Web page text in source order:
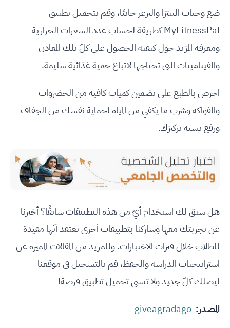
ضع وجبات البيتزا والبرغر جانبًا، وقم بتحميل تطبيق
MyFitnessPal كطريقة لحساب عدد السعرات الحرارية
ومعرفة المزيد حول كيفية الحصول على كلّ تلك المعادن
والفيتامينات التي تحتاجها لاتباع حمية غذائية سليمة.
احرص بالطبع على تضمين كميات كافية من الخضروات
والفواكه وشرب ما يكفي من المياه لحماية نفسك من الجفاف
ورفع نسبة تركيزك.
هل سبق لك استخدام أيّ من هذه التطبيقات سابقًا؟ أخبرنا
عن تجربتك معها وشاركنا بتطبيقات أخرى تعتقد أنّها مفيدة
للطلاب خلال فترات الاختبارات. وللمزيد من المقالات المميزة عن
استراتيجيات الدراسة والحفظ، قم بالتسجيل في موقعنا
ليصلك كلّ جديد ولا تنسى تحميل تطبيق فرصة!
المصدر: giveagradago